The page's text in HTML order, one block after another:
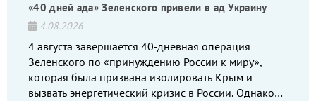
«40 дней ада» Зеленского привели в ад Украину
4.08.2026
4 августа завершается 40-дневная операция
Зеленского по «принуждению России к миру»,
которая была призвана изолировать Крым и
вызвать энергетический кризис в России. Однако